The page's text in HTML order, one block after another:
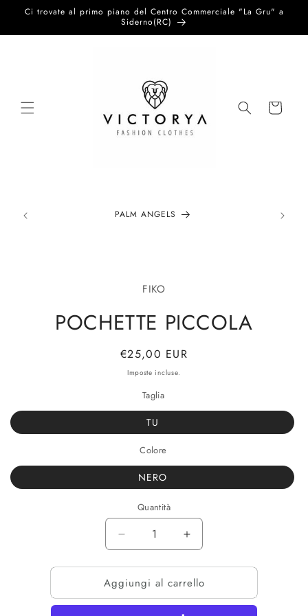
direttamente
Ci trovate al primo piano del Centro Commerciale "La Gru" a
Siderno(RC)
Carrello
PALM ANGELS
FIKO
POCHETTE PICCOLA
Prezzo
di
€25,00 EUR
Imposte incluse.
Taglia
TU
Colore
NERO
Quantità
Diminuisci
quantità
per
POCHETTE
PICCOLA
Aumenta
quantità
per
POCHETTE
PICCOLA
Aggiungi al carrello